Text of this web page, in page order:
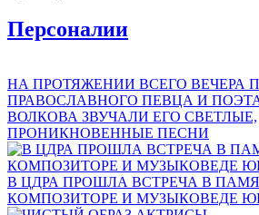
Персоналии
НА ПРОТЯЖЕНИИ ВСЕГО ВЕЧЕРА
ПРАВОСЛАВНОГО ПЕВЦА И
ВОЛКОВА ЗВУЧАЛИ ЕГО СВЕТЛЫЕ,
ПРОНИКНОВЕННЫЕ ПЕСНИ
В ЦДРА ПРОШЛА ВСТРЕЧА В
КОМПОЗИТОРЕ И МУЗЫКОВЕДЕ